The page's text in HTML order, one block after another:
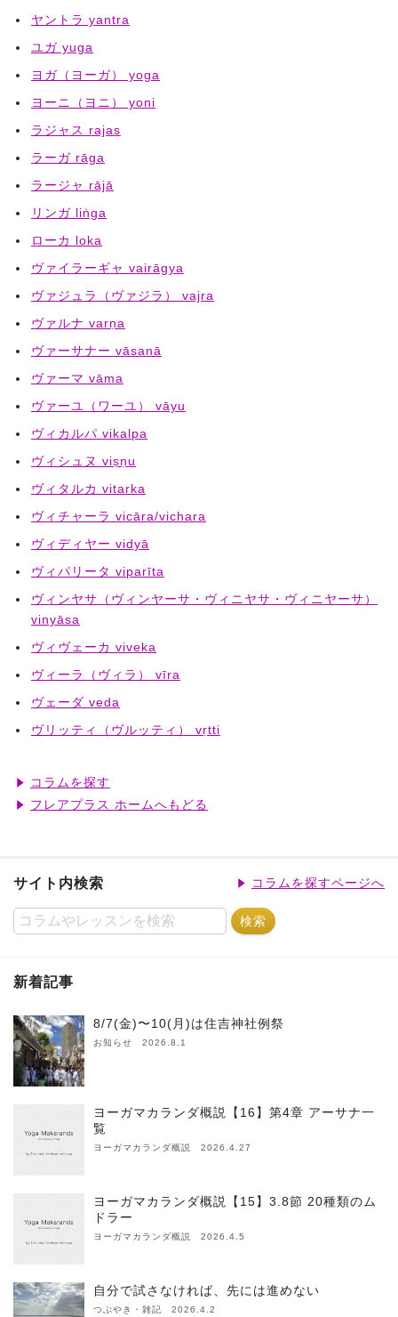
ヤントラ yantra
ユガ yuga
ヨガ（ヨーガ） yoga
ヨーニ（ヨニ） yoni
ラジャス rajas
ラーガ rāga
ラージャ rājā
リンガ liṅga
ローカ loka
ヴァイラーギャ vairāgya
ヴァジュラ（ヴァジラ） vajra
ヴァルナ varṇa
ヴァーサナー vāsanā
ヴァーマ vāma
ヴァーユ（ワーユ） vāyu
ヴィカルパ vikalpa
ヴィシュヌ viṣṇu
ヴィタルカ vitarka
ヴィチャーラ vicāra/vichara
ヴィディヤー vidyā
ヴィパリータ viparīta
ヴィンヤサ（ヴィンヤーサ・ヴィニヤサ・ヴィニヤーサ）
vinyāsa
ヴィヴェーカ viveka
ヴィーラ（ヴィラ） vīra
ヴェーダ veda
ヴリッティ（ヴルッティ） vṛtti
コラムを探す
フレアプラス ホームへもどる
サイト内検索 コラムを探すページへ
新着記事
8/7(金)〜10(月)は住吉神社例祭
お知らせ 2026.8.1
ヨーガマカランダ概説【16】第4章 アーサナ一
覧
ヨーガマカランダ概説 2026.4.27
ヨーガマカランダ概説【15】3.8節 20種類のム
ドラー
ヨーガマカランダ概説 2026.4.5
自分で試さなければ、先には進めない
つぶやき・雑記 2026.4.2